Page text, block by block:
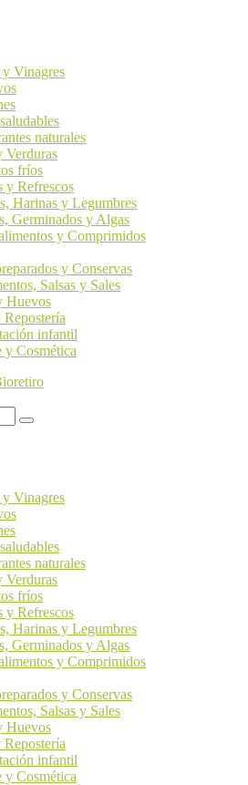
y Vinagres
naturales
Verduras
fríos
y Refrescos
Harinas y Legumbres
Germinados y Algas
y Comprimidos
y Conservas
Salsas y Sales
Huevos
Repostería
infantil
y Cosmética
y Vinagres
naturales
Verduras
fríos
y Refrescos
Harinas y Legumbres
Germinados y Algas
y Comprimidos
y Conservas
Salsas y Sales
Huevos
Repostería
infantil
y Cosmética